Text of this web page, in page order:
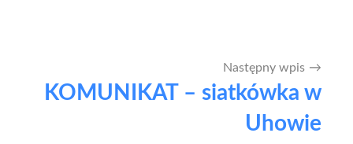
Następny wpis
KOMUNIKAT – siatkówka w
Uhowie